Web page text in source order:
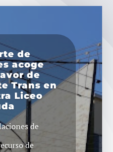
de
acoge
de
Trans en
Liceo
de
de